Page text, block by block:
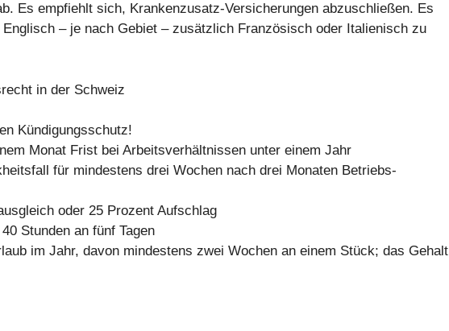
Es empfiehlt sich, Krankenzusatz-Versicherungen abzuschließen. Es
– je nach Gebiet – zusätzlich Französisch oder Italienisch zu
in der Schweiz
Kündigungsschutz!
Monat Frist bei Arbeitsverhältnissen unter einem Jahr
für mindestens drei Wochen nach drei Monaten Betriebs-
oder 25 Prozent Aufschlag
Stunden an fünf Tagen
im Jahr, davon mindestens zwei Wochen an einem Stück; das Gehalt